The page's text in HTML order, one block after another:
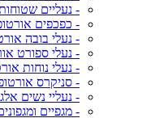
- נעליים
- כפכפים
- נעלי בובה
- נעלי ספורט
- נעלי נוחות
- סניקרס
- נעליי נשים
- מגפיים